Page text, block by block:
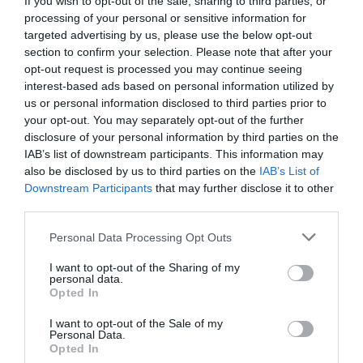
processing of your personal or sensitive information for
targeted advertising by us, please use the below opt-out
section to confirm your selection. Please note that after your
opt-out request is processed you may continue seeing
interest-based ads based on personal information utilized by
us or personal information disclosed to third parties prior to
your opt-out. You may separately opt-out of the further
disclosure of your personal information by third parties on the
IAB’s list of downstream participants. This information may
also be disclosed by us to third parties on the IAB’s List of
Downstream Participants that may further disclose it to other
Personal Data Processing Opt Outs
I want to opt-out of the Sharing of my
personal data.
Opted In
I want to opt-out of the Sale of my
Personal Data.
Opted In
bullicio mental iba disminuyendo a medida que la
escritora-oradora desarrollaba, en voz muy bajita,
su teoría.
SI QUIERES SABER MÁS
Anna Gener, la mirada de Artemisa
¿Qué teoría? Pues, sencillamente, que la belleza